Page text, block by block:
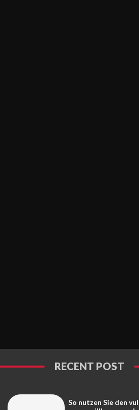
RECENT POST
So nutzen Sie den